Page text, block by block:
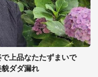
上品なたたずまいで
貌ダダ漏れ